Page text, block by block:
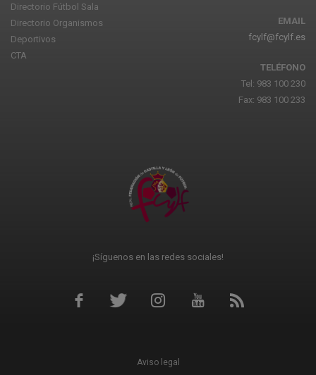
Directorio Fútbol Sala
Directorio Organismos
Deportivos
CTA
EMAIL
fcylf@fcylf.es
TELÉFONO
Tel: 983 100 230
Fax: 983 100 233
¡Síguenos en las redes sociales!
Aviso legal